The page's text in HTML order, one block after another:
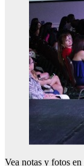
Vea notas y fotos